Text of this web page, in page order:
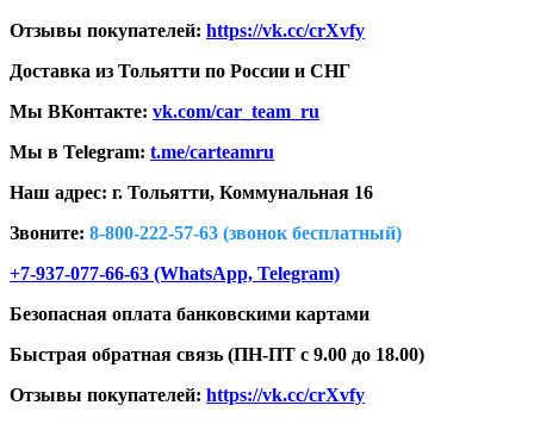
Отзывы покупателей: https://vk.cc/crXvfy
Доставка из Тольятти по России и СНГ
Мы ВКонтакте: vk.com/car_team_ru
Мы в Telegram: t.me/carteamru
Наш адрес: г. Тольятти, Коммунальная 16
Звоните: 8-800-222-57-63 (звонок бесплатный)
+7-937-077-66-63 (WhatsApp, Telegram)
Безопасная оплата банковскими картами
Быстрая обратная связь (ПН-ПТ с 9.00 до 18.00)
Отзывы покупателей: https://vk.cc/crXvfy